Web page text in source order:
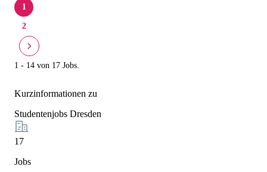
1
2
1 - 14 von 17 Jobs.
Kurzinformationen zu
Studentenjobs Dresden
17
Jobs